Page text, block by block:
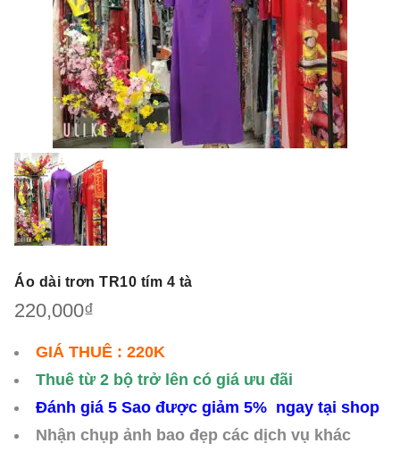
Áo dài trơn TR10 tím 4 tà
220,000₫
GIÁ THUÊ : 220K
Thuê từ 2 bộ trở lên có giá ưu đãi
Đánh giá 5 Sao được giảm 5% ngay tại shop
Nhận chụp ảnh bao đẹp các dịch vụ khác